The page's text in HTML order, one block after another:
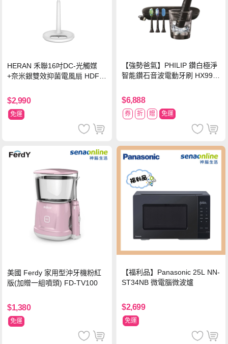
HERAN 禾聯16吋DC-光觸媒
+奈米銀雙效抑菌電風扇 HDF-1
$2,990
免運
【強勢爸氣】PHILIP 鑽白極淨
智能鑽石音波電動牙刷 HX992
$6,888
券 折 贈 免運
美國 Ferdy 家用型沖牙機粉紅
版(加贈一組噴頭) FD-TV100
$1,380
免運
【福利品】Panasonic 25L NN-
ST34NB 微電腦微波爐
$2,699
免運